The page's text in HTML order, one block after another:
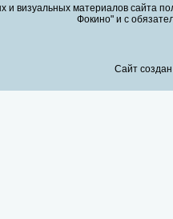
и визуальных материалов сайта
Фокино" и с
Сайт